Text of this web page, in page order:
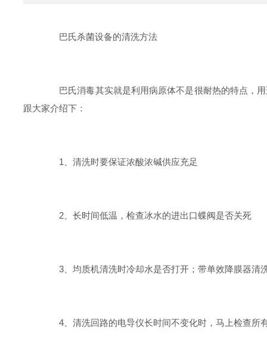
巴氏杀菌设备的清洗方法
巴氏消毒其实就是利用病原体不是很耐热的特点，用
跟大家介绍下：
1、清洗时要保证浓酸浓碱供应充足
2、长时间低温，检查冰水的进出口蝶阀是否关死
3、均质机清洗时冷却水是否打开；带单效降膜器清
4、清洗回路的电导仪长时间不变化时，马上检查所